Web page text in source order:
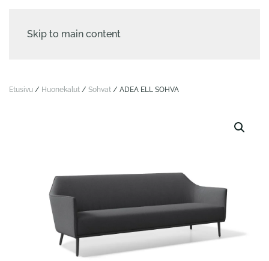
Skip to main content
Etusivu / Huonekalut / Sohvat / ADEA ELL SOHVA